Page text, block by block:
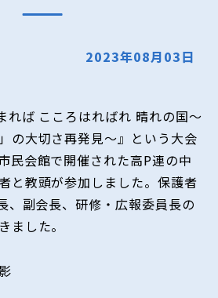
2023年08月03日
れば こころはればれ 晴れの国～
の大切さ再発見～』という大会
民会館で開催された高P連の中
と教頭が参加しました。保護者
、副会長、研修・広報委員長の
ました。